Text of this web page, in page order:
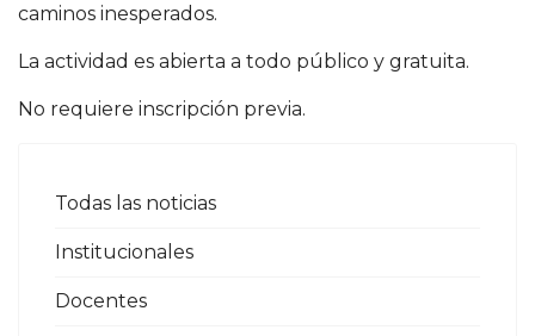
caminos inesperados.
La actividad es abierta a todo público y gratuita.
No requiere inscripción previa.
Todas las noticias
Institucionales
Docentes